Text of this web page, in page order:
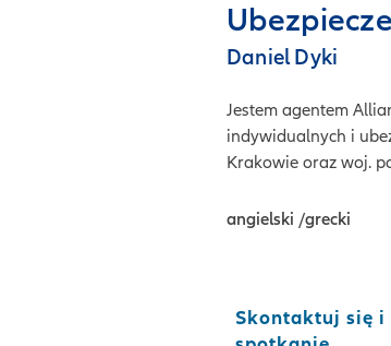
Daniel Dyki
Jestem agentem
indywidualnych i
Krakowie oraz woj.
angielski /grecki
Skontaktuj się i